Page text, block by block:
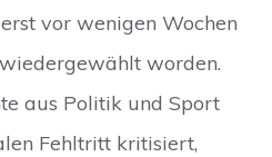
vor wenigen Wochen
worden.
aus Politik und Sport
Fehltritt kritisiert,